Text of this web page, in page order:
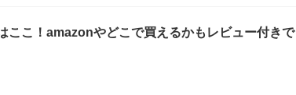
ここ！amazonやどこで買えるかもレビュー付きで